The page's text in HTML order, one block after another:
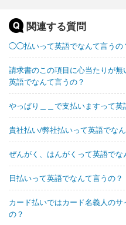
関連する質問
◯◯払いって英語でなんて言うの
請求書のこの項目に心当たりが
英語でなんて言うの？
やっぱり＿＿で支払いますって英
貴社払い/弊社払いって英語でな
ぜんがく、はんがくって英語でな
日払いって英語でなんて言うの？
カード払いではカード名義人の
の？